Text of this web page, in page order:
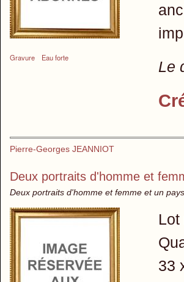
Gravure Eau forte
Le
Pierre-Georges JEANNIOT
Deux portraits d'homme et
Deux portraits d'homme et femme et un
Lot
33